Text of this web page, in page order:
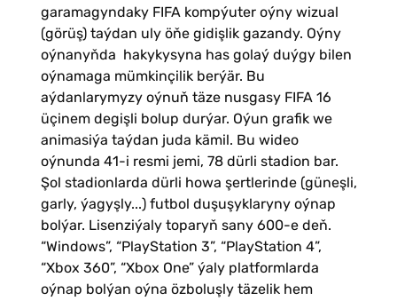
garamagyndaky FIFA kompýuter oýny wizual
(görüş) taýdan uly öňe gidişlik gazandy. Oýny
oýnanyňda hakykysyna has golaý duýgy bilen
oýnamaga mümkinçilik berýär. Bu
aýdanlarymyzy oýnuň täze nusgasy FIFA 16
üçinem degişli bolup durýar. Oýun grafik we
animasiýa taýdan juda kämil. Bu wideo
oýnunda 41-i resmi jemi, 78 dürli stadion bar.
Şol stadionlarda dürli howa şertlerinde (güneşli,
garly, ýagyşly...) futbol duşuşyklaryny oýnap
bolýar. Lisenziýaly toparyň sany 600-e deň.
“Windows”, “PlayStation 3”, “PlayStation 4”,
“Xbox 360”, “Xbox One” ýaly platformlarda
oýnap bolýan oýna özboluşly täzelik hem